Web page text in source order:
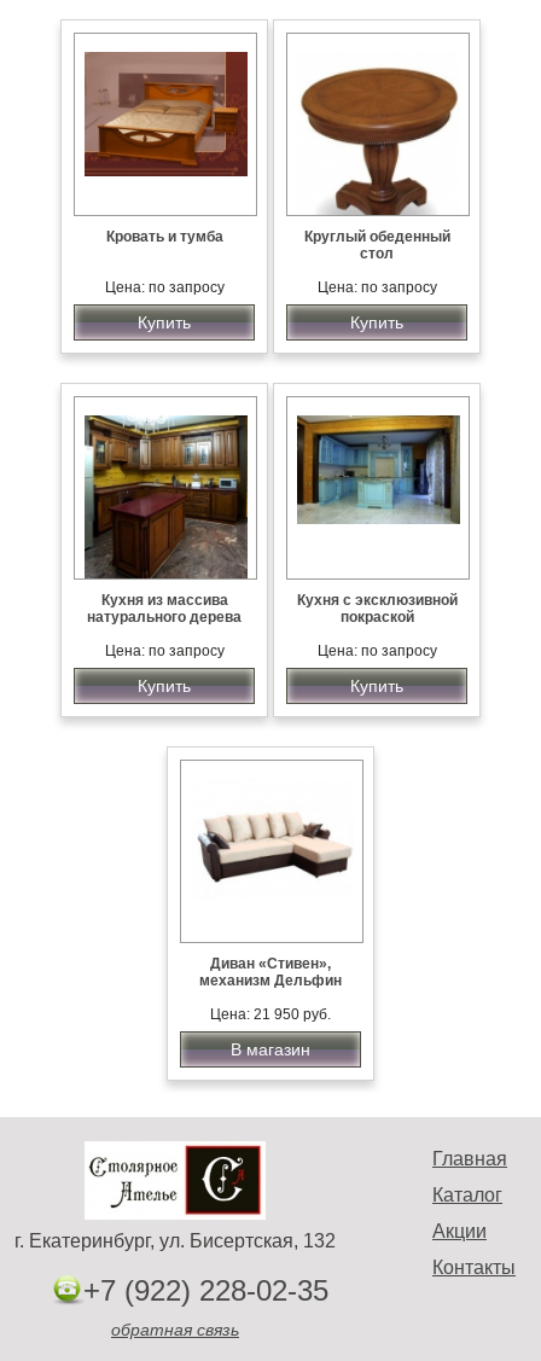
Кровать и тумба
Цена: по запросу
Купить
Круглый обеденный
стол
Цена: по запросу
Купить
Кухня из массива
натурального дерева
Цена: по запросу
Купить
Кухня с эксклюзивной
покраской
Цена: по запросу
Купить
Диван «Стивен»,
механизм Дельфин
Цена: 21 950 руб.
В магазин
Главная
Каталог
Акции
Контакты
г. Екатеринбург, ул. Бисертская, 132
+7 (922) 228-02-35
обратная связь